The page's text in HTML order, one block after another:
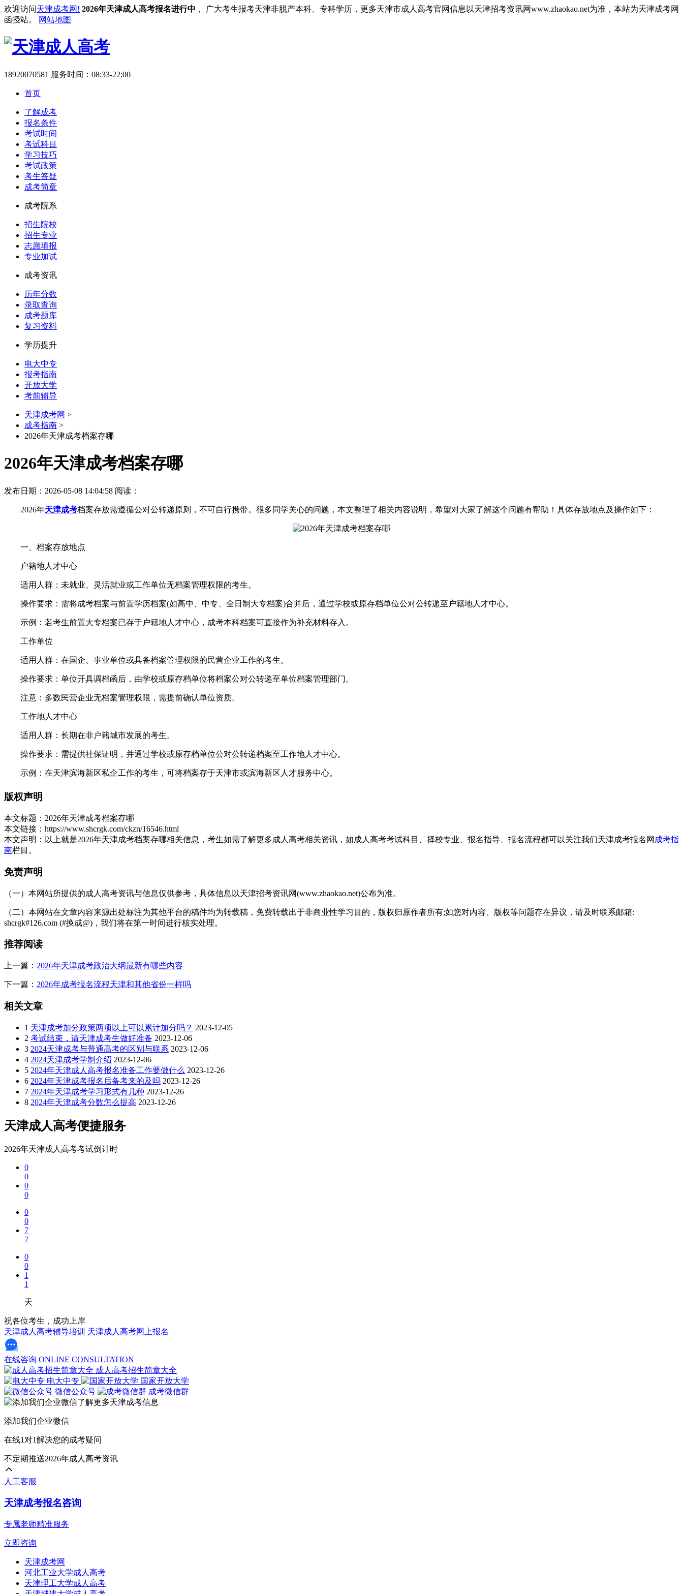
欢迎访问天津成考网! 2026年天津成人高考报名进行中 ， 广大考生报考天津非脱产本科、专科学历，更多天津市成人高考官网信息以天津招考资讯网www.zhaokao.net为准，本站为天津成考网
函授站。
网站地图
18920070581 服务时间：08:33-22:00
首页
了解成考
报名条件
考试时间
考试科目
学习技巧
考试政策
考生答疑
成考简章
成考院系
招生院校
招生专业
志愿填报
专业加试
成考资讯
历年分数
录取查询
成考题库
复习资料
学历提升
电大中专
报考指南
开放大学
考前辅导
天津成考网 >
成考指南 >
2026年天津成考档案存哪
2026年天津成考档案存哪
发布日期：2026-05-08 14:04:58 阅读：
2026年天津成考档案存放需遵循公对公转递原则，不可自行携带。很多同学关心的问题，本文整理了相关内容说明，希望对大家了解这个问题有帮助！具体存放地点及操作如下：
一、档案存放地点
户籍地人才中心
适用人群：未就业、灵活就业或工作单位无档案管理权限的考生。
操作要求：需将成考档案与前置学历档案(如高中、中专、全日制大专档案)合并后，通过学校或原存档单位公对公转递至户籍地人才中心。
示例：若考生前置大专档案已存于户籍地人才中心，成考本科档案可直接作为补充材料存入。
工作单位
适用人群：在国企、事业单位或具备档案管理权限的民营企业工作的考生。
操作要求：单位开具调档函后，由学校或原存档单位将档案公对公转递至单位档案管理部门。
注意：多数民营企业无档案管理权限，需提前确认单位资质。
工作地人才中心
适用人群：长期在非户籍城市发展的考生。
操作要求：需提供社保证明，并通过学校或原存档单位公对公转递档案至工作地人才中心。
示例：在天津滨海新区私企工作的考生，可将档案存于天津市或滨海新区人才服务中心。
街道办事处(谨慎选择)
风险：可能影响后续调档流程(如考公、考研政审)，需提前确认当地政策。
二、关键操作步骤
确认档案去向
查询生源地机构：通过人才市场、教育局等公共服务中心的线上系统查询。
核实工作地存档：异地工作者可咨询单位所在地的档案管理机构。
合并存档
成考档案性质：成考档案为次要学籍材料，需与前置学历档案合并后重新存档。
持成考档案、前置档案及身份证、毕业证，前往目标存档机构办理合并。
若原存档单位不配合，可委托有档案管理资质的机构协助转递。
避免“死档”风险
禁止私自拆封：档案袋密封条撕毁或破损将导致档案失效。
及时转递：若档案在个人手中，需尽快通过公对公形式调转至人才中心或单位。
三、天津地区特殊政策
公对公转递要求
天津市人社局规定，个人不得自带档案转递，必须通过高校或单位公对公寄送。
区级存档机构：如和平区人社局、南开区人才市场等(需确认具体地址)。
档案“隐形价值”
档案存放于人才市场或工作单位后，工龄计算、社保缴纳记录等关键信息才能被系统认可。
使用场景：考公、考研、国企入职、职称评审、退休手续、落户申请等。
四、常见问题解答
Q1：档案在个人手中怎么办?
A：立即联系毕业院校或原存档单位，通过公对公形式转递至人才中心或单位。若原单位不配合，可委托专业档案服务机构处理。
Q2：无前置学历档案如何存档?
A：需先找到统招学历档案(如高中、中专档案)，激活后与成考档案合并，再通过调档函统一存入人才中心。
Q3：档案存放需要缴费吗?
版权声明
本文标题： 2026年天津成考档案存哪
本文链接： https://www.shcrgk.com/ckzn/16546.html
本文声明： 以上就是2026年天津成考档案存哪相关信息，考生如需了解更多成人高考相关资讯，如成人高考考试科目、择校专业、报名指导、报名流程都可以关注我们天津成考报名网 成考指
南栏目。
免责声明
（一）本网站所提供的成人高考资讯与信息仅供参考，具体信息以天津招考资讯网(www.zhaokao.net)公布为准。
（二）本网站在文章内容来源出处标注为其他平台的稿件均为转载稿，免费转载出于非商业性学习目的，版权归原作者所有;如您对内容、版权等问题存在异议，请及时联系邮箱:
shcrgk#126.com (#换成@)，我们将在第一时间进行核实处理。
推荐阅读
上一篇： 2026年天津成考政治大纲最新有哪些内容
下一篇： 2026年成考报名流程天津和其他省份一样吗
相关文章
1 天津成考加分政策两项以上可以累计加分吗？ 2023-12-05
2 考试结束，请天津成考生做好准备 2023-12-06
3 2024天津成考与普通高考的区别与联系 2023-12-06
4 2024天津成考学制介绍 2023-12-06
5 2024年天津成人高考报名准备工作要做什么 2023-12-26
6 2024年天津成考报名后备考来的及吗 2023-12-26
7 2024年天津成考学习形式有几种 2023-12-26
8 2024年天津成考分数怎么提高 2023-12-26
天津成人高考便捷服务
2026年天津成人高考考试倒计时
0
0
0
0
0
0
7
7
0
0
1
1
天
祝各位考生，成功上岸
天津成人高考辅导培训 天津成人高考网上报名
在线咨询 ONLINE CONSULTATION
成人高考招生简章大全
电大中专
国家开放大学
微信公众号
成考微信群
添加我们企业微信
在线1对1解决您的成考疑问
不定期推送2026年成人高考资讯
人工客服
天津成考报名咨询
专属老师精准服务
立即咨询
天津成考网
河北工业大学成人高考
天津理工大学成人高考